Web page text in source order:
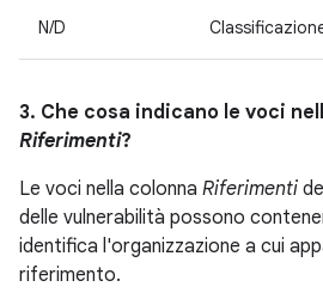
N/D
3. Che cosa indicano le voci
Riferimenti?
Le voci nella colonna Riferimenti
delle vulnerabilità possono
identifica l'organizzazione a cui
riferimento.